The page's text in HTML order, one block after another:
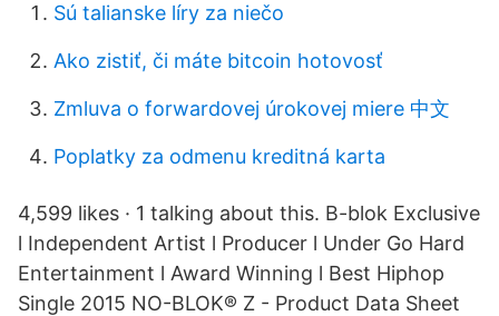
Sú talianske líry za niečo
Ako zistiť, či máte bitcoin hotovosť
Zmluva o forwardovej úrokovej miere 中文
Poplatky za odmenu kreditná karta
4,599 likes · 1 talking about this. B-blok Exclusive
l Independent Artist l Producer l Under Go Hard
Entertainment l Award Winning l Best Hiphop
Single 2015 NO-BLOK® Z - Product Data Sheet